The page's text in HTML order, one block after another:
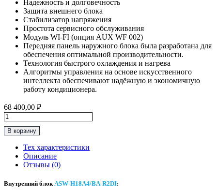
Надежность и долговечность
Защита внешнего блока
Стабилизатор напряжения
Простота сервисного обслуживания
Модуль WI-FI (опция AUX WF 002)
Передняя панель наружного блока была разработана для
обеспечения оптимальной производительности.
Технология быстрого охлаждения и нагрева
Алгоритмы управления на основе искусственного
интеллекта обеспечивают надёжную и экономичную
работу кондиционера.
68 400,00 ₽
Количество
товара
Инверторная
Система
50м2
“Серия
В корзину
Тех характеристики
Описание
Отзывы (0)
Внутренний блок ASW-H18A4/BA-R2DI: